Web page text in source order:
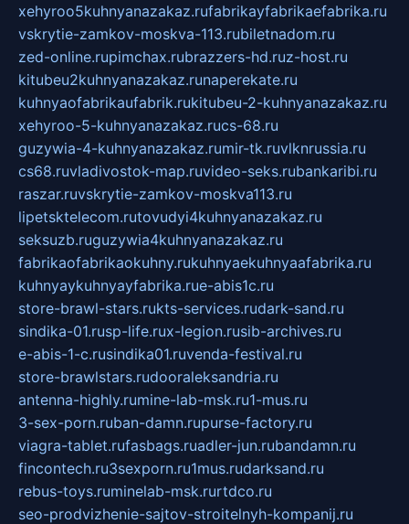
xehyroo5kuhnyanazakaz.rufabrikayfabrikaefabrika.ru
vskrytie-zamkov-moskva-113.rubiletnadom.ru
zed-online.rupimchax.rubrazzers-hd.ruz-host.ru
kitubeu2kuhnyanazakaz.runaperekate.ru
kuhnyaofabrikaufabrik.rukitubeu-2-kuhnyanazakaz.ru
xehyroo-5-kuhnyanazakaz.rucs-68.ru
guzywia-4-kuhnyanazakaz.rumir-tk.ruvlknrussia.ru
cs68.ruvladivostok-map.ruvideo-seks.rubankaribi.ru
raszar.ruvskrytie-zamkov-moskva113.ru
lipetsktelecom.rutovudyi4kuhnyanazakaz.ru
seksuzb.ruguzywia4kuhnyanazakaz.ru
fabrikaofabrikaokuhny.rukuhnyaekuhnyaafabrika.ru
kuhnyaykuhnyayfabrika.rue-abis1c.ru
store-brawl-stars.rukts-services.rudark-sand.ru
sindika-01.rusp-life.rux-legion.rusib-archives.ru
e-abis-1-c.rusindika01.ruvenda-festival.ru
store-brawlstars.rudooraleksandria.ru
antenna-highly.rumine-lab-msk.ru1-mus.ru
3-sex-porn.ruban-damn.rupurse-factory.ru
viagra-tablet.rufasbags.ruadler-jun.rubandamn.ru
fincontech.ru3sexporn.ru1mus.rudarksand.ru
rebus-toys.ruminelab-msk.rurtdco.ru
seo-prodvizhenie-sajtov-stroitelnyh-kompanij.ru